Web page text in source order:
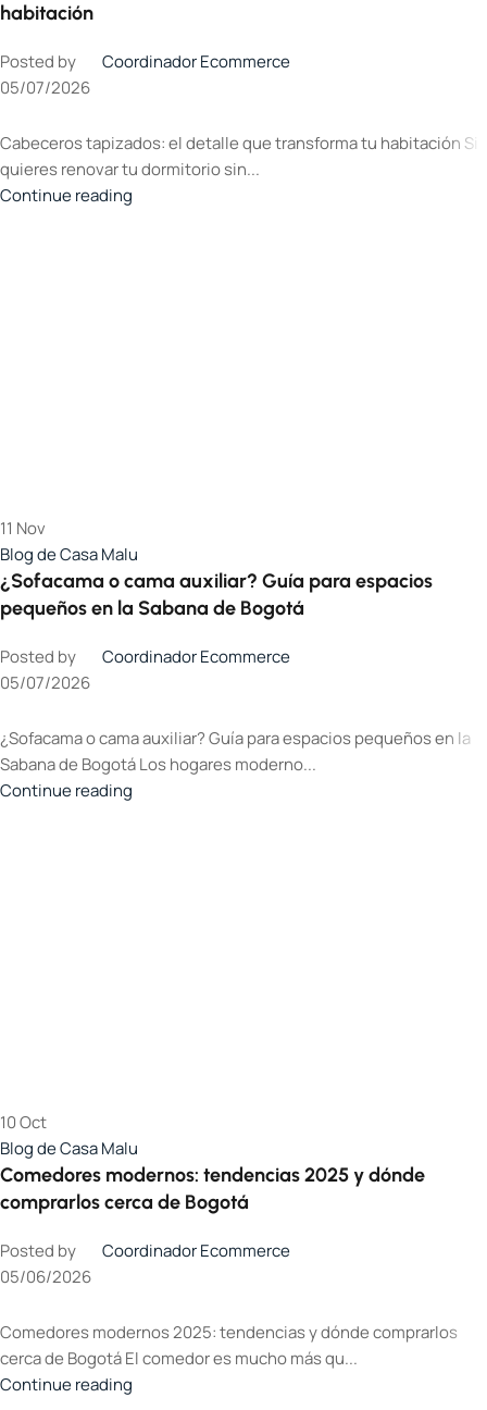
habitación
Posted by
Coordinador Ecommerce
05/07/2026
Cabeceros tapizados: el detalle que transforma tu habitación Si
quieres renovar tu dormitorio sin...
Continue reading
11 Nov
Blog de Casa Malu
¿Sofacama o cama auxiliar? Guía para espacios
pequeños en la Sabana de Bogotá
Posted by
Coordinador Ecommerce
05/07/2026
¿Sofacama o cama auxiliar? Guía para espacios pequeños en la
Sabana de Bogotá Los hogares moderno...
Continue reading
10Oct
Blog de Casa Malu
Comedores modernos: tendencias 2025 y dónde
comprarlos cerca de Bogotá
Posted by
Coordinador Ecommerce
05/06/2026
Comedores modernos 2025: tendencias y dónde comprarlos
cerca de Bogotá El comedor es mucho más qu...
Continue reading